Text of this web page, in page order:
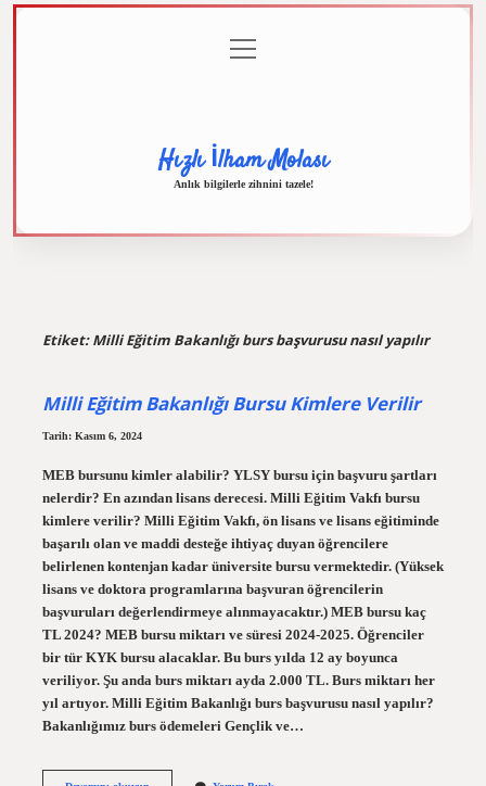
menüyü
aç
Hızlı İlham Molası
Anlık bilgilerle zihnini tazele!
Etiket:Milli Eğitim Bakanlığı burs başvurusu nasıl yapılır
Milli Eğitim Bakanlığı Bursu Kimlere Verilir
Tarih: Kasım 6, 2024
MEB bursunu kimler alabilir? YLSY bursu için başvuru şartları
nelerdir? En azından lisans derecesi. Milli Eğitim Vakfı bursu
kimlere verilir? Milli Eğitim Vakfı, ön lisans ve lisans eğitiminde
başarılı olan ve maddi desteğe ihtiyaç duyan öğrencilere
belirlenen kontenjan kadar üniversite bursu vermektedir. (Yüksek
lisans ve doktora programlarına başvuran öğrencilerin
başvuruları değerlendirmeye alınmayacaktır.) MEB bursu kaç
TL 2024? MEB bursu miktarı ve süresi 2024-2025. Öğrenciler
bir tür KYK bursu alacaklar. Bu burs yılda 12 ay boyunca
veriliyor. Şu anda burs miktarı ayda 2.000 TL. Burs miktarı her
yıl artıyor. Milli Eğitim Bakanlığı burs başvurusu nasıl yapılır?
Bakanlığımız burs ödemeleri Gençlik ve…